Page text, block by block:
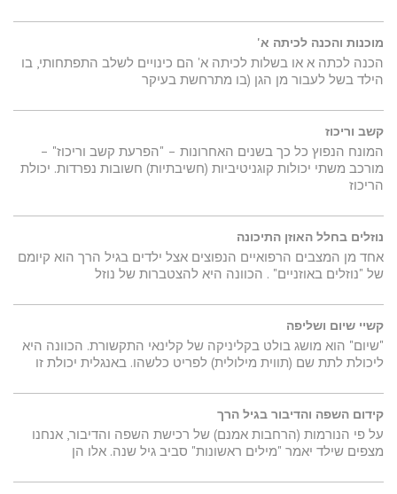
מוכנות והכנה לכיתה א'
הכנה לכתה א או בשלות לכיתה א' הם כינויים לשלב התפתחותי, בו
הילד בשל לעבור מן הגן (בו מתרחשת בעיקר
קשב וריכוז
המונח הנפוץ כל כך בשנים האחרונות – "הפרעת קשב וריכוז" –
מורכב משתי יכולות קוגניטיביות (חשיבתיות) חשובות נפרדות. יכולת
הריכוז
נוזלים בחלל האוזן התיכונה
אחד מן המצבים הרפואיים הנפוצים אצל ילדים בגיל הרך הוא קיומם
של "נוזלים באוזניים" . הכוונה היא להצטברות של נוזל
קשיי שיום ושליפה
"שיום" הוא מושג בולט בקליניקה של קלינאי התקשורת. הכוונה היא
ליכולת לתת שם (תווית מילולית) לפריט כלשהו. באנגלית יכולת זו
קידום השפה והדיבור בגיל הרך
על פי הנורמות (הרחבות אמנם) של רכישת השפה והדיבור, אנחנו
מצפים שילד יאמר "מילים ראשונות" סביב גיל שנה. אלו הן